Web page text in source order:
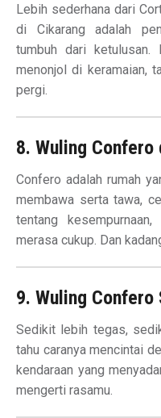
Lebih sederhana dari
di Cikarang adalah
tumbuh dari
menonjol di keramaian,
pergi.
8. Wuling Confero
Confero adalah rumah
membawa serta tawa,
tentang
merasa cukup. Dan
9. Wuling Confero
Sedikit lebih tegas,
tahu caranya mencintai
kendaraan yang
mengerti rasamu.